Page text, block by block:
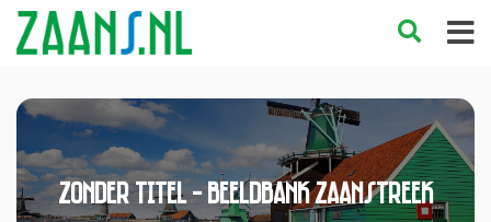
Zonder titel - Beeldbank Zaanstreek